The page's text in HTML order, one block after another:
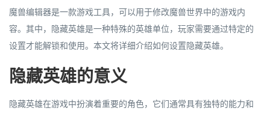
魔兽编辑器是一款游戏工具，可以用于修改魔兽世界中的游戏内
容。其中，隐藏英雄是一种特殊的英雄单位，玩家需要通过特定的
设置才能解锁和使用。本文将详细介绍如何设置隐藏英雄。
隐藏英雄的意义
隐藏英雄在游戏中扮演着重要的角色，它们通常具有独特的能力和